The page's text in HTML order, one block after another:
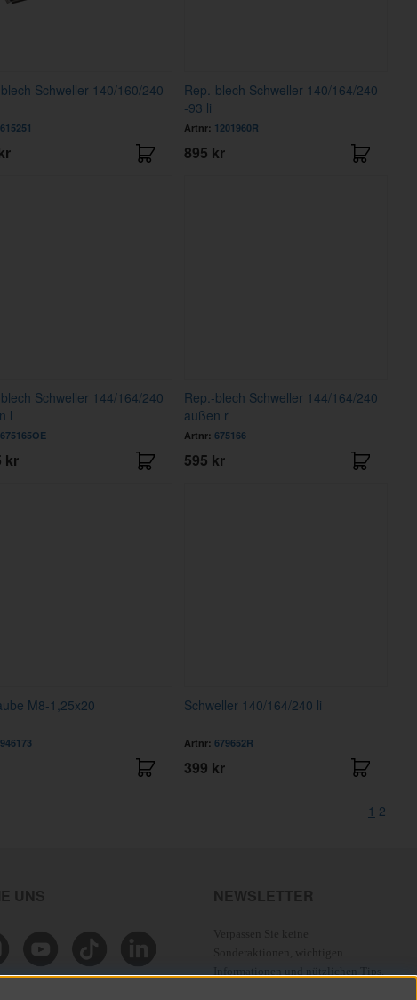
Schweller 140/160/240
615251
Rep.-blech Schweller 140/164/240
-93 li
Artnr: 1201960R
895 kr
Schweller 144/164/240
l
675165OE
kr
Rep.-blech Schweller 144/164/240
außen r
Artnr:675166
595 kr
M8-1,25x20
946173
Schweller 140/164/240 li
Artnr:679652R
399 kr
1 2
Informationen und nützlichen Tips.